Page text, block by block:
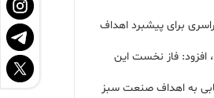
برای پیشبرد اهداف
به شمار می رود، افزود: فاز نخست این
به اهداف صنعت سبز